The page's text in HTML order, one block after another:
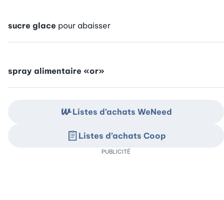
sucre glace pour abaisser
spray alimentaire «or»
Listes d’achats WeNeed
Listes d’achats Coop
PUBLICITÉ